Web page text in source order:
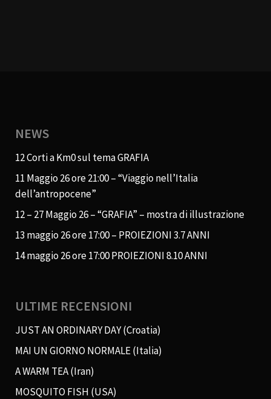
NEWS
12 Corti a Km0 sul tema GRAFIA
11 Maggio 26 ore 21:00 – “Viaggio nell’Italia
dell’antropocene”
12 – 27 Maggio 26 – “GRAFIA” – mostra di illustrazione
13 maggio 26 ore 17:00 – PROIEZIONI 3.7 ANNI
14 maggio 26 ore 17:00 PROIEZIONI 8.10 ANNI
ULTIME RECENSIONI
JUST AN ORDINARY DAY (Croatia)
MAI UN GIORNO NORMALE (Italia)
A WARM TEA (Iran)
MOSQUITO FISH (USA)